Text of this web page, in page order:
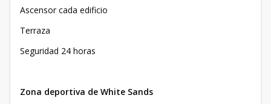
Ascensor cada edificio
Terraza
Seguridad 24 horas
Zona deportiva de White Sands